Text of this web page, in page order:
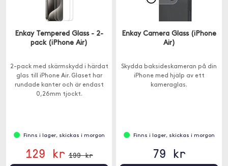
Enkay Tempered Glass - 2-
pack (iPhone Air)
2-pack med skärmskydd i härdat
glas till iPhone Air. Glaset har
rundade kanter och är endast
0,26mm tjockt.
Finns i lager, skickas i morgon
129 kr 199 kr
Enkay Camera Glass (iPhone
Air)
Skydda baksideskameran på din
iPhone med hjälp av ett
kameraglas.
Finns i lager, skickas i morgon
79 kr